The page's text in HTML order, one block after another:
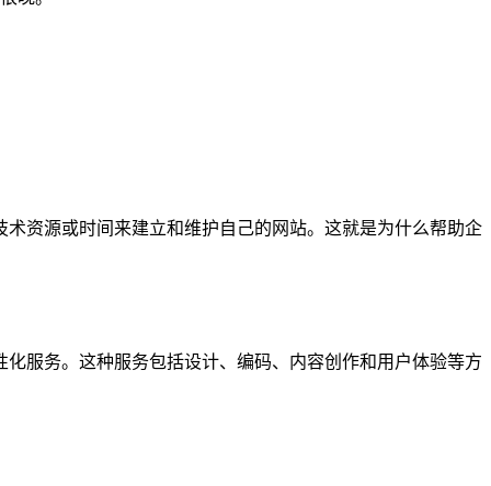
资源或时间来建立和维护自己的网站。这就是为什么帮助企
服务。这种服务包括设计、编码、内容创作和用户体验等方